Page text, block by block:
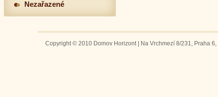
Nezařazené
Copyright © 2010 Domov Horizont | Na Vrchmezí 8/231, Praha